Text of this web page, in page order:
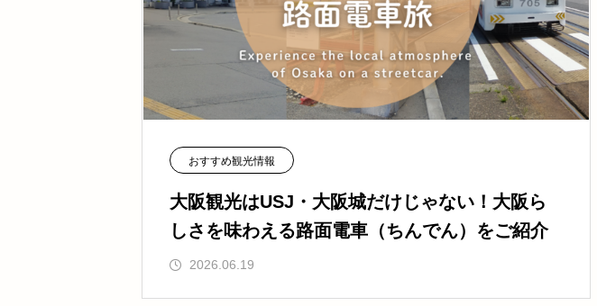
おすすめ観光情報
大阪観光はUSJ・大阪城だけじゃない！大阪ら
しさを味わえる路面電車（ちんでん）をご紹介
2026.06.19